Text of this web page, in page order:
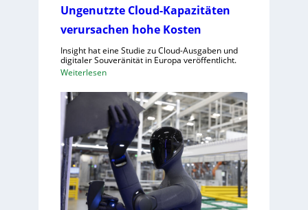
r
ü
d
e
c
k
a
u
f
R
A
E
U
-
M
a
Ungenutzte Cloud-Kapazitäten
verursachen hohe Kosten
Insight hat eine Studie zu Cloud-Ausgaben und
digitaler Souveränität in Europa veröffentlicht.
Weiterlesen:
e
n
u
t
z
t